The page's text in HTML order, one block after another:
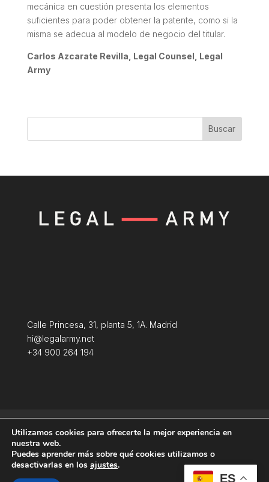
mecánica en cuestión presenta los elementos
suficientes para poder obtener la patente, como si la
misma se adecua al modelo de negocio del titular.
Carlos Azcarate Revilla, Legal Counsel, Legal
Army
Buscar
Calle Princesa, 31, planta 5, 1A. Madrid
hi@legalarmy.net
+34 900 264 194
Política de Cookies
ES
Utilizamos cookies para ofrecerte la mejor experiencia en
nuestra web.
Puedes aprender más sobre qué cookies utilizamos o
desactivarlas en los ajustes.